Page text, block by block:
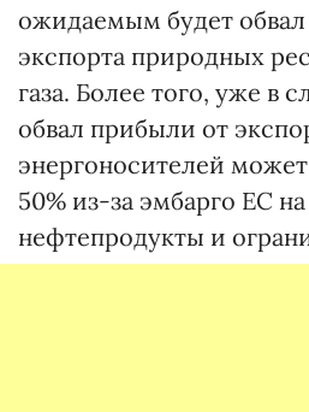
ожидаемым будет
экспорта природных
газа. Более того, уже в
обвал прибыли от
энергоносителей может
50% из-за эмбарго ЕС
нефтепродукты и